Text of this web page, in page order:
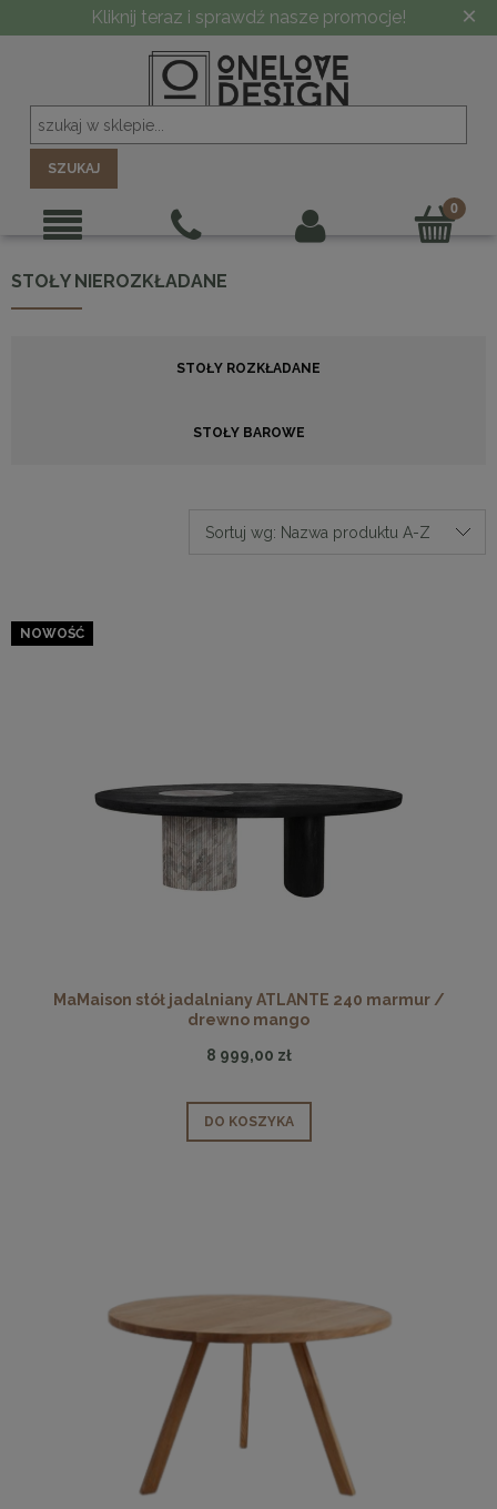
-10% PRZY ZAMÓWIENIU POWYŻEJ 5000 ZŁ ×
SZUKAJ
STOŁY NIEROZKŁADANE
STOŁY ROZKŁADANE
STOŁY BAROWE
Sortuj wg: Nazwa produktu A-Z
MaMaison stół jadalniany ATLANTE 240 marmur /
drewno mango
8 999,00 zł
DO KOSZYKA
NOWOŚĆ